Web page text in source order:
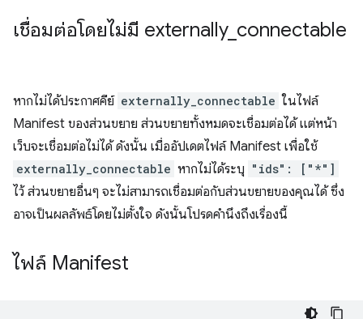
เชื่อมต่อโดยไม่มี externally_ connectable
หากไม่ได้ประกาศคีย์ externally_connectable ในไฟล์
Manifest ของส่วนขยาย ส่วนขยายทั้งหมดจะเชื่อมต่อได้ แต่หน้า
เว็บจะเชื่อมต่อไม่ได้ ดังนั้น เมื่ออัปเดตไฟล์ Manifest เพื่อใช้
externally_connectable หากไม่ได้ระบุ "ids": ["*"]
ไว้ ส่วนขยายอื่นๆ จะไม่สามารถเชื่อมต่อกับส่วนขยายของคุณได้ ซึ่ง
อาจเป็นผลลัพธ์โดยไม่ตั้งใจ ดังนั้นโปรดคำนึงถึงเรื่องนี้
ไฟล์ Manifest